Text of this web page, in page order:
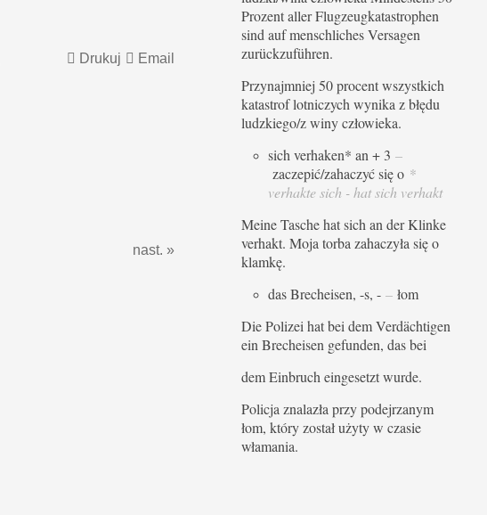
Email
Drukuj
nast. »
Prozent aller Flugzeugkatastrophen
sind auf menschliches Versagen
zurückzuführen.
Przynajmniej 50 procent wszystkich
katastrof lotniczych wynika z błędu
ludzkiego/z winy człowieka.
sich verhaken* an + 3 –
zaczepić/zahaczyć się o *
verhakte sich - hat sich verhakt
Meine Tasche hat sich an der Klinke
verhakt. Moja torba zahaczyła się o
klamkę.
das Brecheisen, -s, - – łom
Die Polizei hat bei dem Verdächtigen
ein Brecheisen gefunden, das bei
dem Einbruch eingesetzt wurde.
Policja znalazła przy podejrzanym
łom, który został użyty w czasie
włamania.